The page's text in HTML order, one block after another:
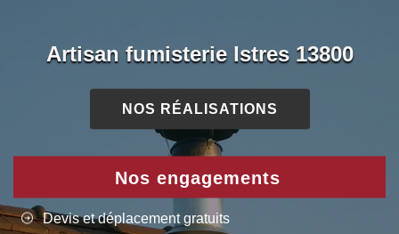
Artisan fumisterie Istres 13800
NOS RÉALISATIONS
Nos engagements
Devis et déplacement gratuits